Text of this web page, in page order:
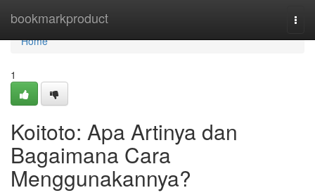
bookmarkproduct
Home
Home
1
Koitoto: Apa Artinya dan
Bagaimana Cara
Menggunakannya?